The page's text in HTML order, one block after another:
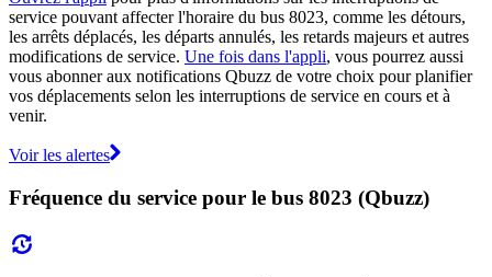
service pouvant affecter l'horaire du bus 8023, comme les détours,
les arrêts déplacés, les départs annulés, les retards majeurs et autres
modifications de service. Une fois dans l'appli, vous pourrez aussi
vous abonner aux notifications Qbuzz de votre choix pour planifier
vos déplacements selon les interruptions de service en cours et à
venir.
Voir les alertes
Fréquence du service pour le bus 8023 (Qbuzz)